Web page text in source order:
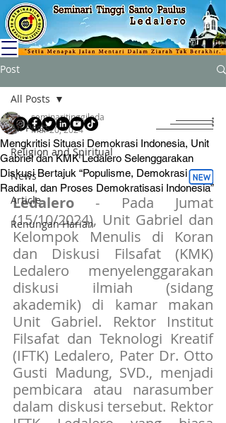
Post
All Posts
Religion and Spiritual
News
Article
Renungan Harian
All Posts
Mengkritisi Situasi Demokrasi Indonesia, Unit
Gabriel dan KMK Ledalero Selenggarakan
Diskusi Bertajuk “Populisme, Demokrasi
Radikal, dan Proses Demokratisasi Indonesia”
seminaritinggileda
Mar 20, 2024
Ledalero - Pada Jumat
(15/10/2024), Unit Gabriel dan
Kelompok Menulis di Koran
dan Diskusi Filsafat (KMK)
Ledalero menyelenggarakan
diskusi ilmiah (sidang
akademik) di kamar makan
Unit Gabriel. Rektor Institut
Filsafat dan Teknologi Kreatif
(IFTK) Ledalero, Pater Dr. Otto
Gusti Madung, SVD., menjadi
pembicara atau narasumber
dalam diskusi tersebut. Rektor